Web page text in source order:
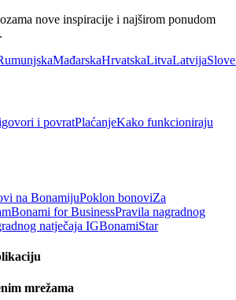
nove inspiracije i najširom ponudom
MađarskaHrvatskaLitvaLatvija
i povratPlaćanjeKako funkcioniraju
na BonamijuPoklon bonoviZa
Bonami for BusinessPravila nagradnog
natječaja IGBonamiStar
mrežama